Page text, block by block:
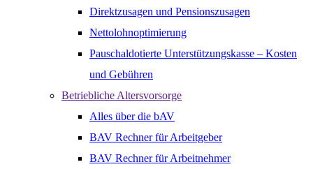
Direktzusagen und Pensionszusagen
Nettolohnoptimierung
Pauschaldotierte Unterstützungskasse – Kosten
und Gebühren
Betriebliche Altersvorsorge
Alles über die bAV
BAV Rechner für Arbeitgeber
BAV Rechner für Arbeitnehmer